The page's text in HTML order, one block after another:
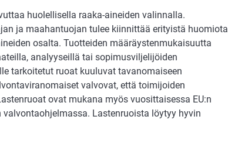
huolellisella raaka-aineiden valinnalla.
ja maahantuojan tulee kiinnittää erityistä huomiota
osalta. Tuotteiden määräystenmukaisuutta
analyyseillä tai sopimusviljelijöiden
tarkoitetut ruoat kuuluvat tavanomaiseen
valvovat, että toimijoiden
ovat mukana myös vuosittaisessa EU:n
Lastenruoista löytyy hyvin